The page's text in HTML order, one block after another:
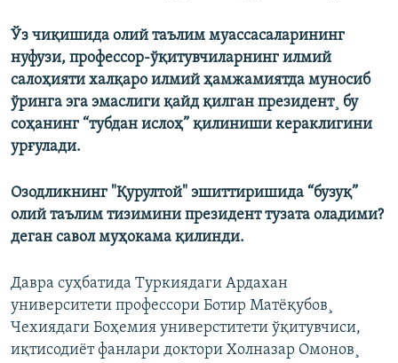
Ўз чиқишида олий таълим муассасаларининг
нуфузи, профессор-ўқитувчиларнинг илмий
салоҳияти халқаро илмий ҳамжамиятда муносиб
ўринга эга эмаслиги қайд қилган президент¸ бу
соҳанинг “тубдан ислоҳ” қилиниши кераклигини
урғулади.
Озодликнинг "Қурултой" эшиттиришида “бузуқ”
олий таълим тизимини президент тузата оладими?
деган савол муҳокама қилинди.
Давра суҳбатида Туркиядаги Ардахан
университети профессори Ботир Матëқубов¸
Чехиядаги Боҳемия универститети ўқитувчиси,
иқтисодиёт фанлари доктори Холназар Омонов¸